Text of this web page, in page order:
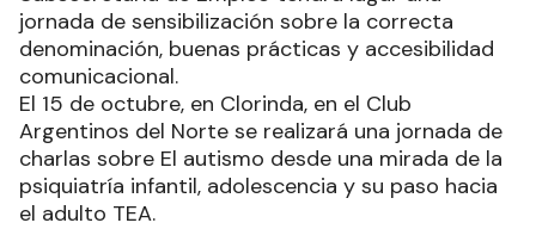
jornada de sensibilización sobre la correcta
denominación, buenas prácticas y accesibilidad
comunicacional.
El 15 de octubre, en Clorinda, en el Club
Argentinos del Norte se realizará una jornada de
charlas sobre El autismo desde una mirada de la
psiquiatría infantil, adolescencia y su paso hacia
el adulto TEA.